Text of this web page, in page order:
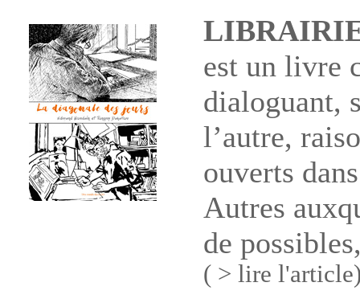
est un livre
dialoguant,
l’autre,
ouverts
Autres
de
( > lire